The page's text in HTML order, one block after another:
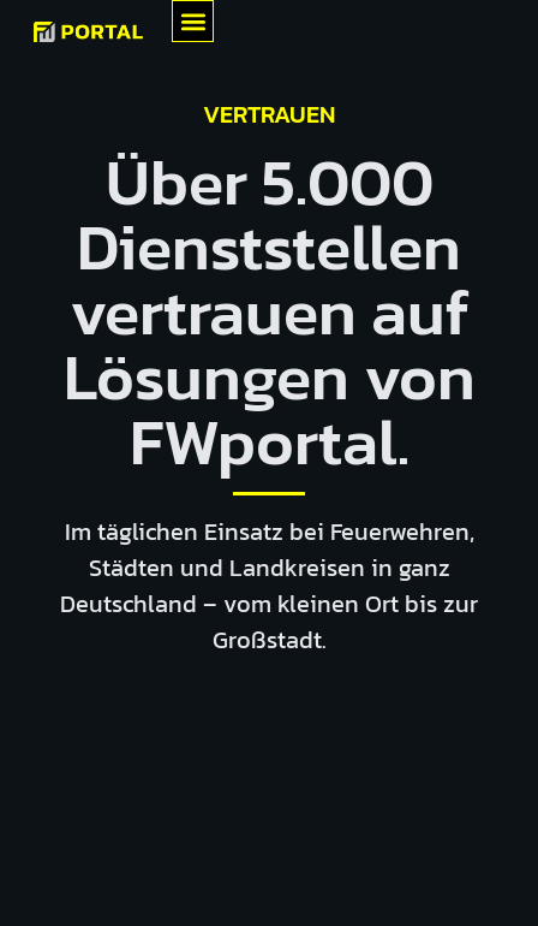
VERTRAUEN
Über 5.000
Dienststellen
vertrauen auf
Lösungen von
FWportal.
Im täglichen Einsatz bei Feuerwehren,
Städten und Landkreisen in ganz
Deutschland – vom kleinen Ort bis zur
Großstadt.